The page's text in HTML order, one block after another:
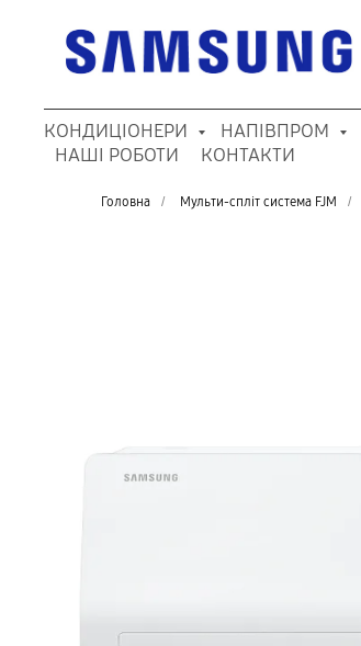
КОНДИЦІОНЕРИ НАПІВПРОМ
НАШІ РОБОТИ
КОНТАКТИ
Головна / Мульти-спліт система FJM /